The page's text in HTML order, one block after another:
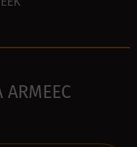
ARMEEC